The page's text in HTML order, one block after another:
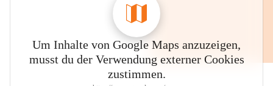
Um Inhalte von Google Maps anzuzeigen,
musst du der Verwendung externer Cookies
zustimmen.